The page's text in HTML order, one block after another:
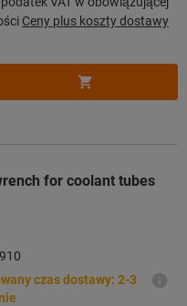
Ceny plus koszty dostawy
for coolant tubes
czas dostawy: 2-3